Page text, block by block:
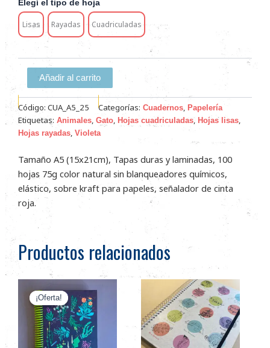
Elegí el tipo de hoja
Lisas Rayadas Cuadriculadas
|
Gato
en
Bariloche
cantidad
Añadir al carrito
Código: CUA_A5_25 Categorías: Cuadernos, Papelería
Etiquetas: Animales, Gato, Hojas cuadriculadas, Hojas lisas,
Hojas rayadas, Violeta
Tamaño A5 (15x21cm), Tapas duras y laminadas, 100
hojas 75g color natural sin blanqueadores químicos,
elástico, sobre kraft para papeles, señalador de cinta
roja.
Productos relacionados
¡Oferta!
¡Oferta!
El
precio
original
era:
$27.800.
Este
producto
tiene
múltiples
variantes.
Este
producto
tiene
múltiples
variantes.